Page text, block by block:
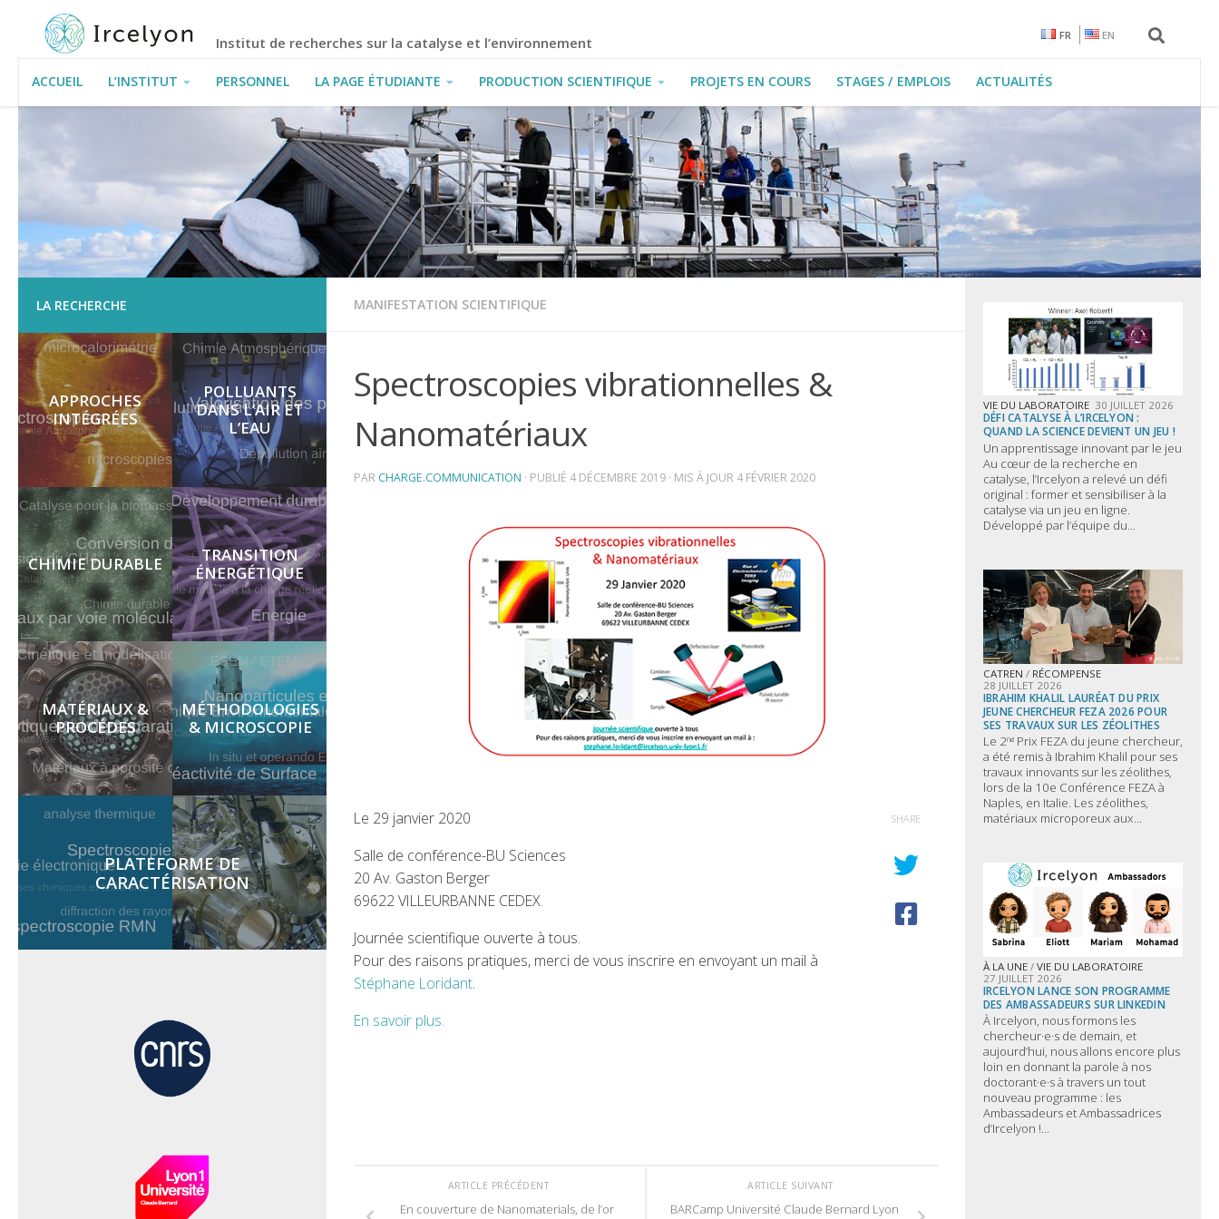
Institut de recherches sur la catalyse et l’environnement FR EN
ACCUEIL L’INSTITUT PERSONNEL LA PAGE ÉTUDIANTE PRODUCTION SCIENTIFIQUE PROJETS EN COURS STAGES / EMPLOIS ACTUALITÉS
MANIFESTATION SCIENTIFIQUE
Spectroscopies vibrationnelles &
Nanomatériaux
PAR CHARGE.COMMUNICATION · PUBLIÉ 4 DÉCEMBRE 2019 · MIS À JOUR 4 FÉVRIER 2020
Le 29 janvier 2020
Salle de conférence-BU Sciences
20 Av. Gaston Berger
69622 VILLEURBANNE CEDEX.
Journée scientifique ouverte à tous.
Pour des raisons pratiques, merci de vous inscrire en envoyant un mail à
Stéphane Loridant.
En savoir plus.
SHARE
ARTICLE SUIVANT
BARCamp Université Claude Bernard Lyon
ARTICLE PRÉCÉDENT
En couverture de Nanomaterials, de l’or
LA RECHERCHE
APPROCHES
INTÉGRÉES
POLLUANTS
DANS L’AIR ET
L’EAU
CHIMIE DURABLE
TRANSITION
ÉNERGÉTIQUE
MATÉRIAUX &
PROCÉDES
MÉTHODOLOGIES
& MICROSCOPIE
PLATEFORME DE
CARACTÉRISATION
VIE DU LABORATOIRE 30 JUILLET 2026
DÉFI CATALYSE À L’IRCELYON :
QUAND LA SCIENCE DEVIENT UN JEU !
Un apprentissage innovant par le jeu
Au cœur de la recherche en
catalyse, l’Ircelyon a relevé un défi
original : former et sensibiliser à la
catalyse via un jeu en ligne.
Développé par l’équipe du...
CATREN / RÉCOMPENSE
28 JUILLET 2026
IBRAHIM KHALIL LAURÉAT DU PRIX
JEUNE CHERCHEUR FEZA 2026 POUR
SES TRAVAUX SUR LES ZÉOLITHES
Le 2ⁿᵈ Prix FEZA du jeune chercheur,
a été remis à Ibrahim Khalil pour ses
travaux innovants sur les zéolithes,
lors de la 10e Conférence FEZA à
Naples, en Italie. Les zéolithes,
matériaux microporeux aux...
À LA UNE / VIE DU LABORATOIRE
27 JUILLET 2026
IRCELYON LANCE SON PROGRAMME
DES AMBASSADEURS SUR LINKEDIN
À Ircelyon, nous formons les
chercheur·e·s de demain, et
aujourd’hui, nous allons encore plus
loin en donnant la parole à nos
doctorant·e·s à travers un tout
nouveau programme : les
Ambassadeurs et Ambassadrices
d’Ircelyon !...